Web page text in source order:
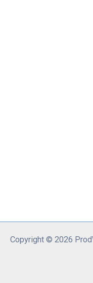
Copyright © 2026